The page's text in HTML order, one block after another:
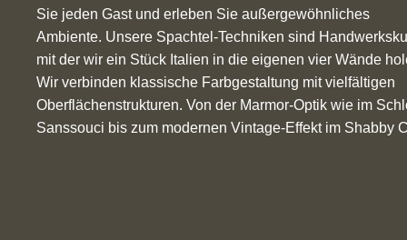
Sie jeden Gast und erleben Sie außergewöhnliches
Ambiente. Unsere Spachtel-Techniken sind
mit der wir ein Stück Italien in die eigenen vier Wände
Wir verbinden klassische Farbgestaltung mit vielfältigen
Oberflächenstrukturen. Von der Marmor-Optik wie im
Sanssouci bis zum modernen Vintage-Effekt im Shabby